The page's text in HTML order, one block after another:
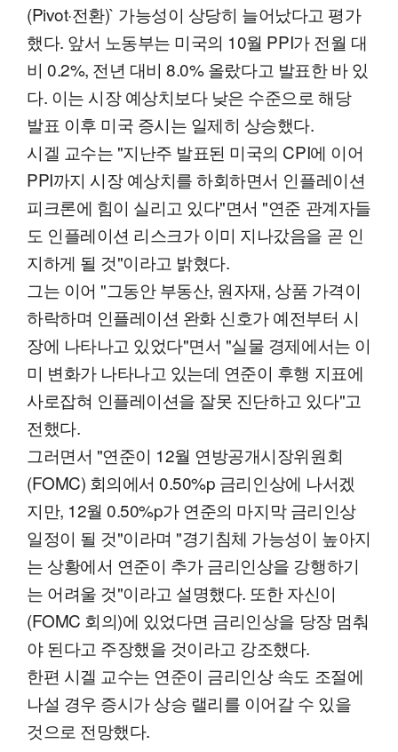
(Pivot·전환)` 가능성이 상당히 늘어났다고 평가
했다. 앞서 노동부는 미국의 10월 PPI가 전월 대
비 0.2%, 전년 대비 8.0% 올랐다고 발표한 바 있
다. 이는 시장 예상치보다 낮은 수준으로 해당
발표 이후 미국 증시는 일제히 상승했다.
시겔 교수는 "지난주 발표된 미국의 CPI에 이어
PPI까지 시장 예상치를 하회하면서 인플레이션
피크론에 힘이 실리고 있다"면서 "연준 관계자들
도 인플레이션 리스크가 이미 지나갔음을 곧 인
지하게 될 것"이라고 밝혔다.
그는 이어 "그동안 부동산, 원자재, 상품 가격이
하락하며 인플레이션 완화 신호가 예전부터 시
장에 나타나고 있었다"면서 "실물 경제에서는 이
미 변화가 나타나고 있는데 연준이 후행 지표에
사로잡혀 인플레이션을 잘못 진단하고 있다"고
전했다.
그러면서 "연준이 12월 연방공개시장위원회
(FOMC) 회의에서 0.50%p 금리인상에 나서겠
지만, 12월 0.50%p가 연준의 마지막 금리인상
일정이 될 것"이라며 "경기침체 가능성이 높아지
는 상황에서 연준이 추가 금리인상을 강행하기
는 어려울 것"이라고 설명했다. 또한 자신이
(FOMC 회의)에 있었다면 금리인상을 당장 멈춰
야 된다고 주장했을 것이라고 강조했다.
한편 시겔 교수는 연준이 금리인상 속도 조절에
나설 경우 증시가 상승 랠리를 이어갈 수 있을
것으로 전망했다.